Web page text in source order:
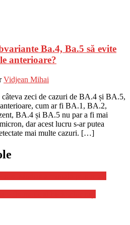
Ba.4, Ba.5 să evite
anterioare?
Vidjean Mihai
câteva zeci de cazuri de BA.4 și BA.5,
cum ar fi BA.1, BA.2,
BA.4 și BA.5 nu par a fi mai
dar acest lucru s-ar putea
mai multe cazuri. […]